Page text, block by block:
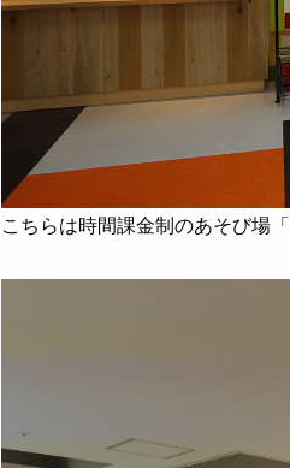
こちらは時間課金制のあそび場「